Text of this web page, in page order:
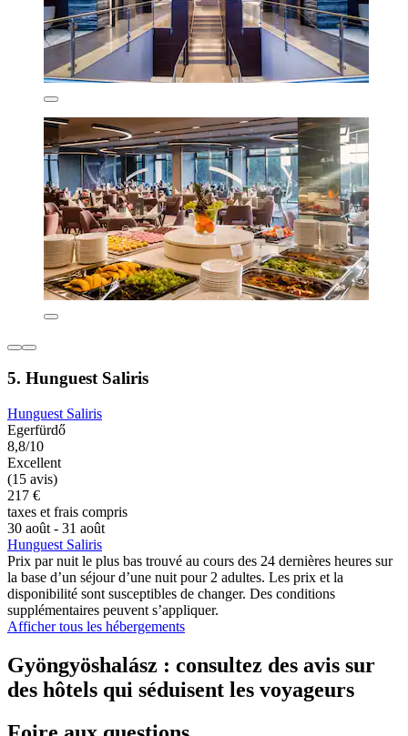
5. Hunguest Saliris
Hunguest Saliris
Egerfürdő
8,8/10
Excellent
(15 avis)
217 €
taxes et frais compris
30 août - 31 août
Hunguest Saliris
Prix par nuit le plus bas trouvé au cours des 24 dernières heures sur
la base d’un séjour d’une nuit pour 2 adultes. Les prix et la
disponibilité sont susceptibles de changer. Des conditions
supplémentaires peuvent s’appliquer.
Afficher tous les hébergements
Gyöngyöshalász : consultez des avis sur
des hôtels qui séduisent les voyageurs